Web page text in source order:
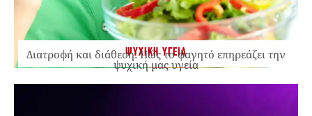
ΨΥΧΙΚΗ ΥΓΕΙΑ
Διατροφή και διάθεση: Πώς το φαγητό επηρεάζει την
ψυχική μας υγεία